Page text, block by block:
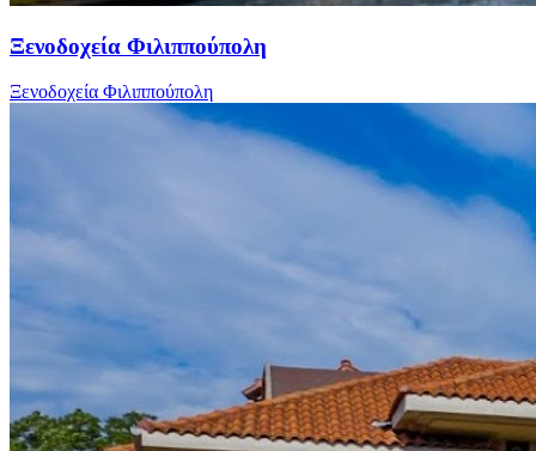
Ξενοδοχεία Φιλιππούπολη
Ξενοδοχεία Φιλιππούπολη